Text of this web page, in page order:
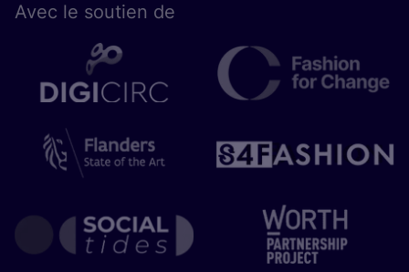
Avec le sou­tien de